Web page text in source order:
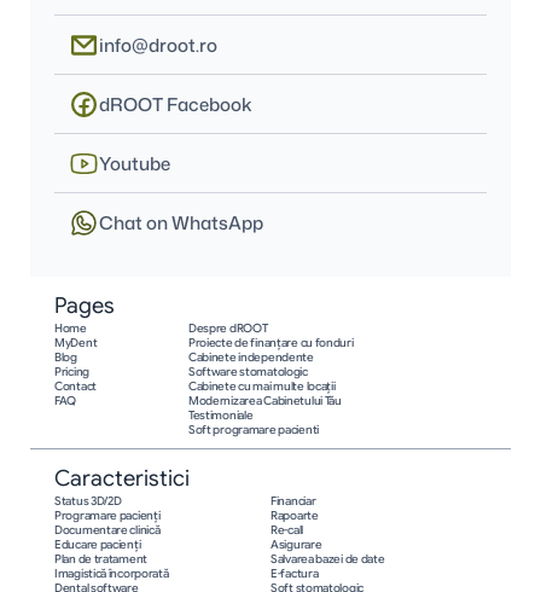
info@droot.ro
dROOT Facebook
Youtube
Chat on WhatsApp
Pages
Home
MyDent
Blog
Pricing
Contact
FAQ
Despre dROOT
Proiecte de finanțare cu fonduri
Cabinete independente
Software stomatologic
Cabinete cu mai multe locații
Modernizarea Cabinetului Tău
Testimoniale
Soft programare pacienti
Caracteristici
Status 3D/2D
Programare pacienţi
Documentare clinică
Educare pacienţi
Plan de tratament
Imagistică încorporată
Dental software
Financiar
Rapoarte
Re-call
Asigurare
Salvarea bazei de date
E-factura
Soft stomatologic